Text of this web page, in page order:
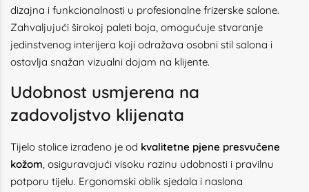
dizajna i funkcionalnosti u profesionalne frizerske salone.
Zahvaljujući širokoj paleti boja, omogućuje stvaranje
jedinstvenog interijera koji odražava osobni stil salona i
ostavlja snažan vizualni dojam na klijente.
Udobnost usmjerena na
zadovoljstvo klijenata
Tijelo stolice izrađeno je od kvalitetne pjene presvučene
kožom, osiguravajući visoku razinu udobnosti i pravilnu
potporu tijelu. Ergonomski oblik sjedala i naslona